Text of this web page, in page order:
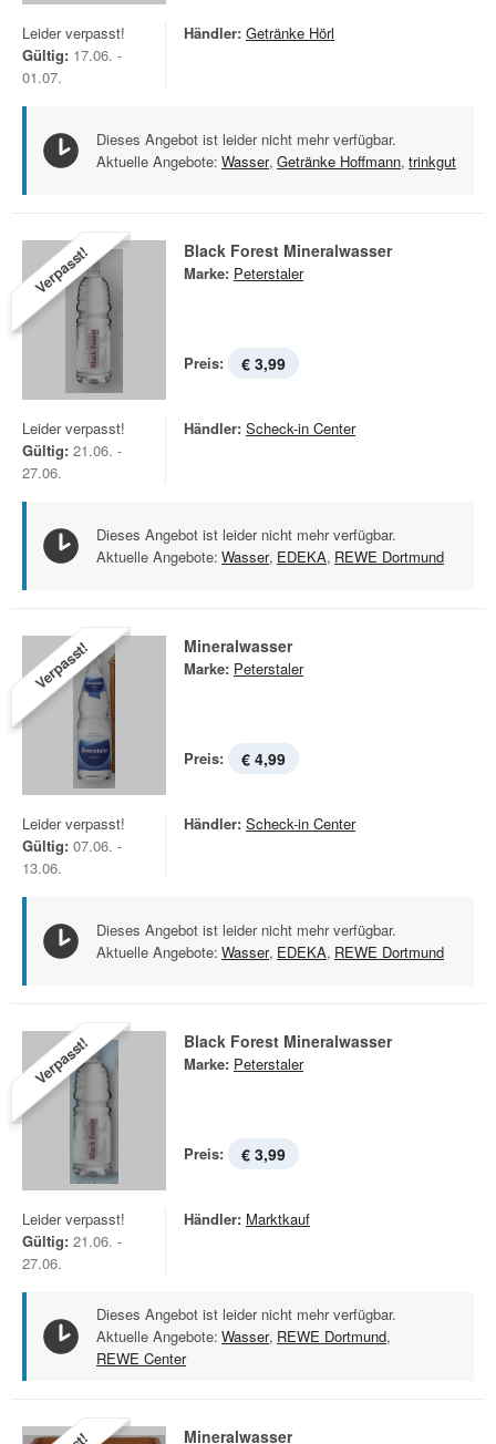
Leider verpasst!
Gültig: 17.06. -
01.07.
Händler: Getränke Hörl
Dieses Angebot ist leider nicht mehr verfügbar.
Aktuelle Angebote: Wasser, Getränke Hoffmann, trinkgut
Verpasst! Black Forest Mineralwasser
Marke: Peterstaler
Preis: € 3,99
Leider verpasst!
Gültig: 21.06. -
27.06.
Händler: Scheck-in Center
Dieses Angebot ist leider nicht mehr verfügbar.
Aktuelle Angebote: Wasser, EDEKA, REWE Dortmund
Verpasst! Mineralwasser
Marke: Peterstaler
Preis: € 4,99
Leider verpasst!
Gültig: 07.06. -
13.06.
Händler: Scheck-in Center
Dieses Angebot ist leider nicht mehr verfügbar.
Aktuelle Angebote: Wasser, EDEKA, REWE Dortmund
Verpasst! Black Forest Mineralwasser
Marke: Peterstaler
Preis: € 3,99
Leider verpasst!
Gültig: 21.06. -
27.06.
Händler: Marktkauf
Dieses Angebot ist leider nicht mehr verfügbar.
Aktuelle Angebote: Wasser, REWE Dortmund,
REWE Center
Mineralwasser